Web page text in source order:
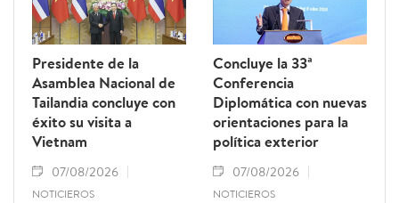
Presidente de la
Asamblea Nacional de
Tailandia concluye con
éxito su visita a
Vietnam
07/08/2026
NOTICIEROS
Concluye la 33ª
Conferencia
Diplomática con nuevas
orientaciones para la
política exterior
07/08/2026
NOTICIEROS